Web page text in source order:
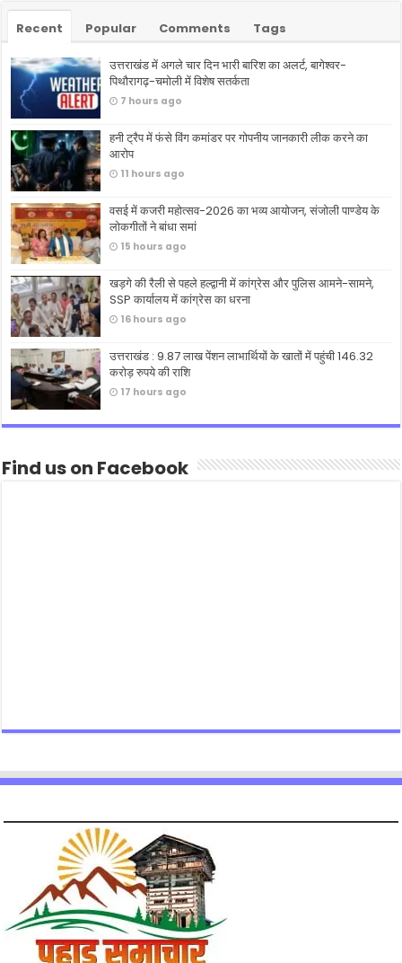
Recent Popular Comments Tags
उत्तराखंड में अगले चार दिन भारी बारिश का अलर्ट, बागेश्वर-
पिथौरागढ़-चमोली में विशेष सतर्कता
7 hours ago
हनी ट्रैप में फंसे विंग कमांडर पर गोपनीय जानकारी लीक करने का
आरोप
11 hours ago
वसई में कजरी महोत्सव-2026 का भव्य आयोजन, संजोली पाण्डेय के
लोकगीतों ने बांधा समां
15 hours ago
खड़गे की रैली से पहले हल्द्वानी में कांग्रेस और पुलिस आमने-सामने,
SSP कार्यालय में कांग्रेस का धरना
16 hours ago
उत्तराखंड : 9.87 लाख पेंशन लाभार्थियों के खातों में पहुंची 146.32
करोड़ रुपये की राशि
17 hours ago
Find us on Facebook